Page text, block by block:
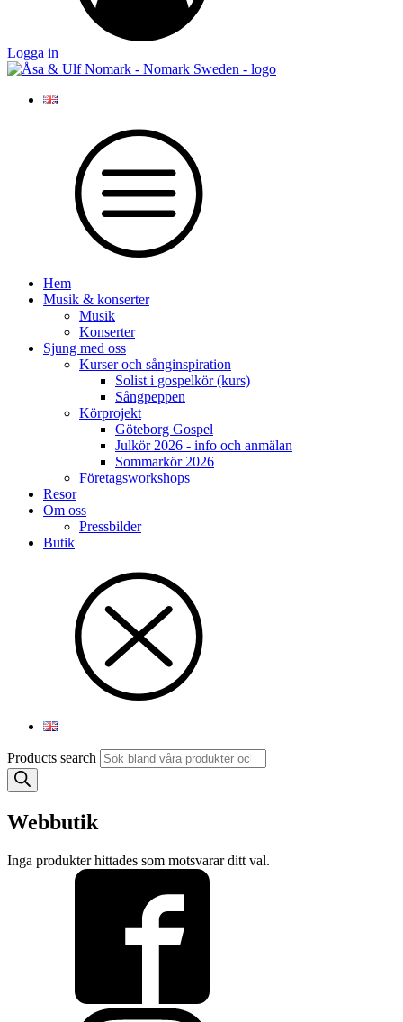
Logga in
Hem
Musik & konserter
Musik
Konserter
Sjung med oss
Kurser och sånginspiration
Solist i gospelkör (kurs)
Sångpeppen
Körprojekt
Göteborg Gospel
Julkör 2026 - info och anmälan
Sommarkör 2026
Företagsworkshops
Resor
Om oss
Pressbilder
Butik
Products search
Webbutik
Inga produkter hittades som motsvarar ditt val.